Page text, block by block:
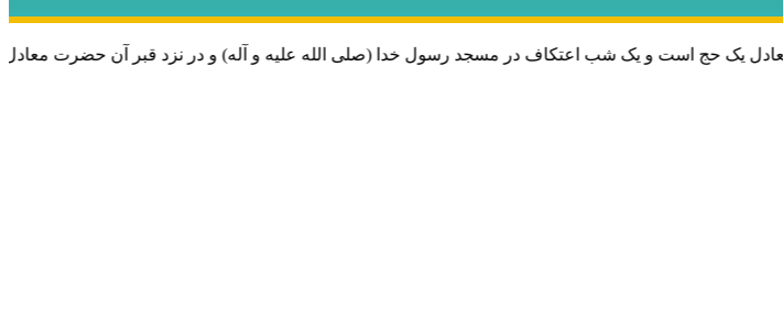
یک حج است و یک شب اعتکاف در مسجد رسول خدا (صلی الله علیه و آله) و در نزد قبر آن حضرت معادل